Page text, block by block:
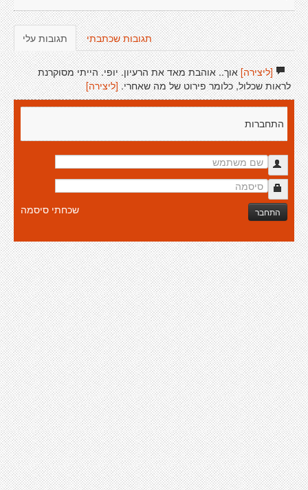
תגובות עלי תגובות שכתבתי
[ליצירה]אוך.. אוהבת מאד את הרעיון. יופי. הייתי מסוקרנת
לראות שכלול, כלומר פירוט של מה שאחרי. [ליצירה]
התחברות
התחבר שכחתי סיסמה